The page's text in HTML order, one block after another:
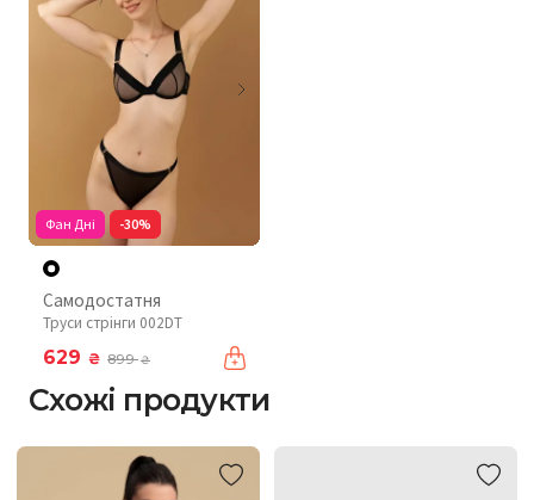
Фан Дні -30%
Самодостатня
Труси стрінги 002DT
629 ₴ 899₴
Схожі продукти